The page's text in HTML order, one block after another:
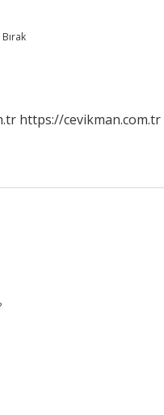
https://cevikman.com.tr